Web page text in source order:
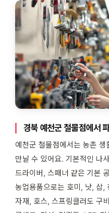
경북 예천군 철물점에서
예천군 철물점에서는 농촌
만날 수 있어요. 기본적인 나
드라이버, 스패너 같은 기본
농업용품으로는 호미, 낫, 삽,
자재, 호스, 스프링클러도 구